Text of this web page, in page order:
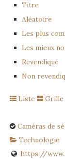
Titre
Aléatoire
Les plus
Les mieux
Revendiqué
Non
Liste Grille
Caméras de
Technologie
https://